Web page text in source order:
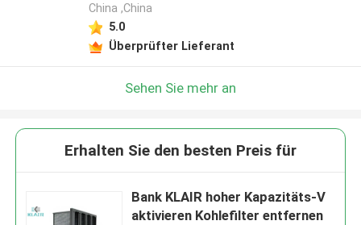
China ,China
5.0
Überprüfter Lieferant
Sehen Sie mehr an
Erhalten Sie den besten Preis für
Bank KLAIR hoher Kapazitäts-V
aktivieren Kohlefilter entfernen